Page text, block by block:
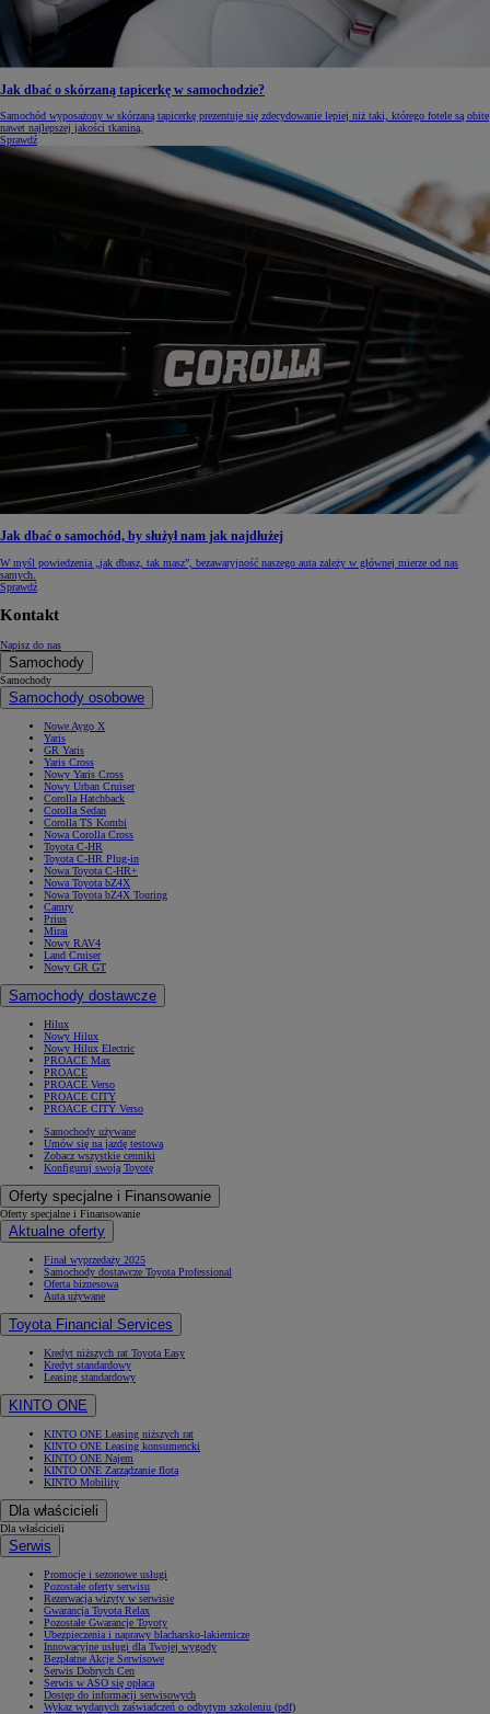
Jak dbać o skórzaną tapicerkę w samochodzie?
Samochód wyposażony w skórzaną tapicerkę prezentuje się zdecydowanie lepiej niż taki, którego fotele są obite
nawet najlepszej jakości tkaniną.
Sprawdź
Jak dbać o samochód, by służył nam jak najdłużej
W myśl powiedzenia „jak dbasz, tak masz”, bezawaryjność naszego auta zależy w głównej mierze od nas
samych.
Sprawdź
Kontakt
Napisz do nas
Samochody
Samochody
Samochody osobowe
Nowe Aygo X
Yaris
GR Yaris
Yaris Cross
Nowy Yaris Cross
Nowy Urban Cruiser
Corolla Hatchback
Corolla Sedan
Corolla TS Kombi
Nowa Corolla Cross
Toyota C-HR
Toyota C-HR Plug-in
Nowa Toyota C-HR+
Nowa Toyota bZ4X
Nowa Toyota bZ4X Touring
Camry
Prius
Mirai
Nowy RAV4
Land Cruiser
Nowy GR GT
Samochody dostawcze
Hilux
Nowy Hilux
Nowy Hilux Electric
PROACE Max
PROACE
PROACE Verso
PROACE CITY
PROACE CITY Verso
Samochody używane
Umów się na jazdę testową
Zobacz wszystkie cenniki
Konfiguruj swoją Toyotę
Oferty specjalne i Finansowanie
Oferty specjalne i Finansowanie
Aktualne oferty
Finał wyprzedaży 2025
Samochody dostawcze Toyota Professional
Oferta biznesowa
Auta używane
Toyota Financial Services
Kredyt niższych rat Toyota Easy
Kredyt standardowy
Leasing standardowy
KINTO ONE
KINTO ONE Leasing niższych rat
KINTO ONE Leasing konsumencki
KINTO ONE Najem
KINTO ONE Zarządzanie flotą
KINTO Mobility
Dla właścicieli
Dla właścicieli
Serwis
Promocje i sezonowe usługi
Pozostałe oferty serwisu
Rezerwacja wizyty w serwisie
Gwarancja Toyota Relax
Pozostałe Gwarancje Toyoty
Ubezpieczenia i naprawy blacharsko-lakiernicze
Innowacyjne usługi dla Twojej wygody
Bezpłatne Akcje Serwisowe
Serwis Dobrych Cen
Serwis w ASO się opłaca
Dostęp do informacji serwisowych
Wykaz wydanych zaświadczeń o odbytym szkoleniu (pdf)